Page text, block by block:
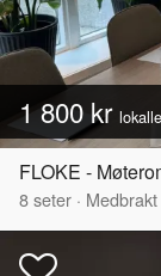
1 800 kr
FLOKE -
8seter ·